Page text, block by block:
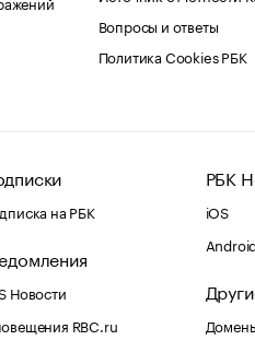
Вопросы и ответы
Политика Cookies РБК
на РБК
Новости
RBC.ru
РБК
iOS